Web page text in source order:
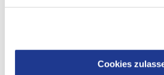
Cookies
预定义参数进行分析。由此，机器人